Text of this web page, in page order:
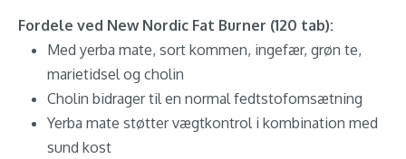
Fordele ved New Nordic Fat Burner (120 tab):
Med yerba mate, sort kommen, ingefær, grøn te,
marietidsel og cholin
Cholin bidrager til en normal fedtstofomsætning
Yerba mate støtter vægtkontrol i kombination med
sund kost